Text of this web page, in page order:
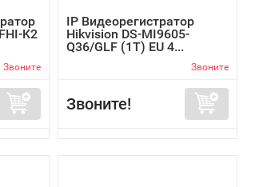
K2
Звоните
IP Видеорегистратор
Hikvision DS-MI9605-
Q36/GLF (1T) EU 4...
Звоните
Звоните!